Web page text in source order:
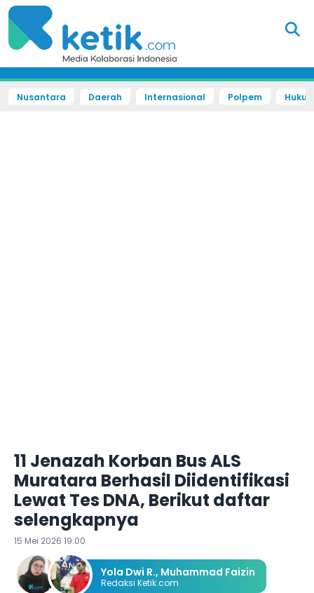
Nusantara Daerah Internasional Polpem
11 Jenazah Korban Bus ALS
Muratara Berhasil Diidentifikasi
Lewat Tes DNA, Berikut daftar
selengkapnya
15 Mei 2026 19:00
Yola Dwi R., Muhammad Faizin
Redaksi Ketik.com